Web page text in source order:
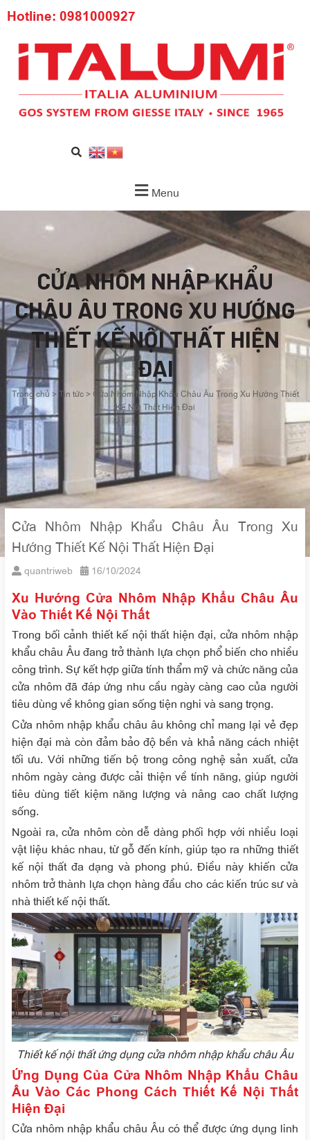
Hotline: 0981000927
Menu
CỬA NHÔM NHẬP KHẨU
CHÂU ÂU TRONG XU HƯỚNG
THIẾT KẾ NỘI THẤT HIỆN
ĐẠI
Trang chủ> Tin tức> Cửa Nhôm Nhập Khẩu Châu Âu Trong Xu Hướng Thiết
Kế Nội Thất Hiện Đại
Cửa Nhôm Nhập Khẩu Châu Âu Trong Xu
Hướng Thiết Kế Nội Thất Hiện Đại
quantriweb 16/10/2024
Xu Hướng Cửa Nhôm Nhập Khẩu Châu Âu
Vào Thiết Kế Nội Thất
Trong bối cảnh thiết kế nội thất hiện đại, cửa nhôm nhập
khẩu châu Âu đang trở thành lựa chọn phổ biến cho nhiều
công trình. Sự kết hợp giữa tính thẩm mỹ và chức năng của
cửa nhôm đã đáp ứng nhu cầu ngày càng cao của người
tiêu dùng về không gian sống tiện nghi và sang trọng.
Cửa nhôm nhập khẩu châu âu không chỉ mang lại vẻ đẹp
hiện đại mà còn đảm bảo độ bền và khả năng cách nhiệt
tối ưu. Với những tiến bộ trong công nghệ sản xuất, cửa
nhôm ngày càng được cải thiện về tính năng, giúp người
tiêu dùng tiết kiệm năng lượng và nâng cao chất lượng
sống.
Ngoài ra, cửa nhôm còn dễ dàng phối hợp với nhiều loại
vật liệu khác nhau, từ gỗ đến kính, giúp tạo ra những thiết
kế nội thất đa dạng và phong phú. Điều này khiến cửa
nhôm trở thành lựa chọn hàng đầu cho các kiến trúc sư và
nhà thiết kế nội thất.
Thiết kế nội thất ứng dụng cửa nhôm nhập khẩu châu Âu
Ứng Dụng Của Cửa Nhôm Nhập Khẩu Châu
Âu Vào Các Phong Cách Thiết Kế Nội Thất
Hiện Đại
Cửa nhôm nhập khẩu châu Âu có thể được ứng dụng linh